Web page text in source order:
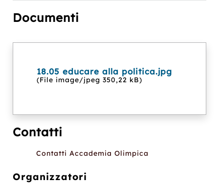
Documenti
18.05 educare alla politica.jpg
(File image/jpeg 350,22 kB)
Contatti
Contatti Accademia Olimpica
Organizzatori